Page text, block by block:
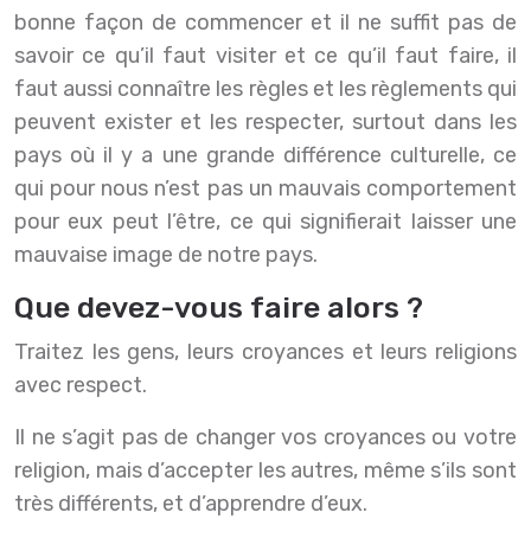
bonne façon de commencer et il ne suffit pas de
savoir ce qu’il faut visiter et ce qu’il faut faire, il
faut aussi connaître les règles et les règlements qui
peuvent exister et les respecter, surtout dans les
pays où il y a une grande différence culturelle, ce
qui pour nous n’est pas un mauvais comportement
pour eux peut l’être, ce qui signifierait laisser une
mauvaise image de notre pays.
Que devez-vous faire alors ?
Traitez les gens, leurs croyances et leurs religions
avec respect.
Il ne s’agit pas de changer vos croyances ou votre
religion, mais d’accepter les autres, même s’ils sont
très différents, et d’apprendre d’eux.